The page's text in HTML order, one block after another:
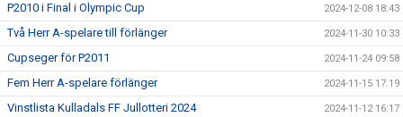
P2010 i Final i Olympic Cup 2024-12-08 18:43
Två Herr A-spelare till förlänger 2024-11-30 10:33
Cupseger för P2011 2024-11-24 09:58
Fem Herr A-spelare förlänger 2024-11-15 17:19
Vinstlista Kulladals FF Jullotteri 2024 2024-11-12 16:17